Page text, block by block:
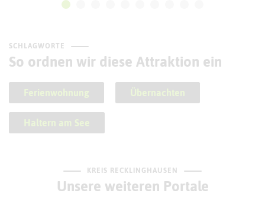
SCHLAGWORTE
So ordnen wir diese Attraktion ein
Ferienwohnung Übernachten
Haltern am See
KREIS RECKLINGHAUSEN
Unsere weiteren Portale